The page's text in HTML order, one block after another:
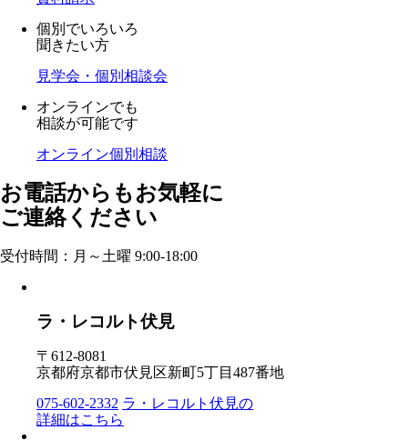
個別でいろいろ
聞きたい方
見学会・個別相談会
オンラインでも
相談が可能です
オンライン個別相談
お電話からもお気軽に
ご連絡ください
受付時間：月～土曜 9:00-18:00
ラ・レコルト伏見
〒612-8081
京都府京都市伏見区新町5丁目487番地
075-602-2332 ラ・レコルト伏見の
詳細はこちら